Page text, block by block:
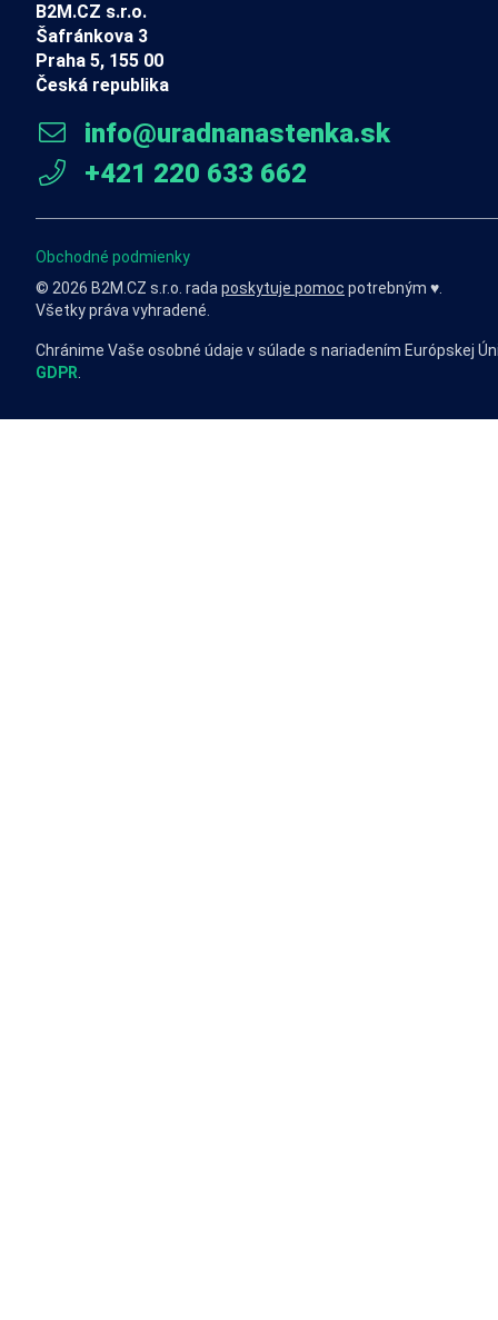
B2M.CZ s.r.o.
Šafránkova 3
Praha 5, 155 00
Česká republika
info@uradnanastenka.sk
+421 220 633 662
Obchodné podmienky
© 2026 B2M.CZ s.r.o. rada poskytuje pomoc potrebným ♥️.
Všetky práva vyhradené.
Chránime Vaše osobné údaje v súlade s nariadením Európskej
GDPR